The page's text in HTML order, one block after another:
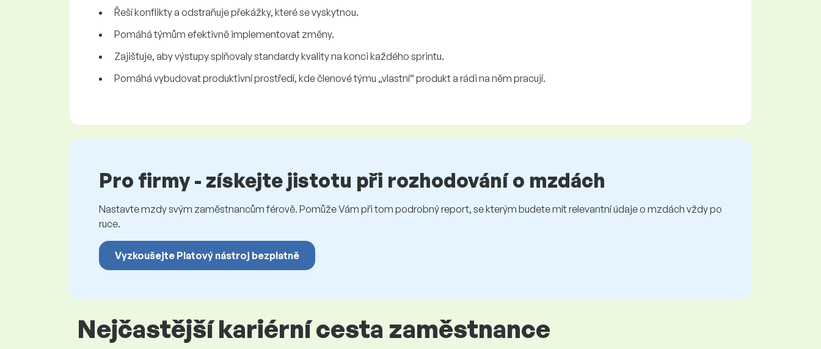
Řeší konflikty a odstraňuje překážky, které se vyskytnou.
Pomáhá týmům efektivně implementovat změny.
Zajišťuje, aby výstupy splňovaly standardy kvality na konci každého sprintu.
Pomáhá vybudovat produktivní prostředí, kde členové týmu „vlastní“ produkt a rádi na něm pracují.
Pro firmy - získejte jistotu při rozhodování o mzdách
Nastavte mzdy svým zaměstnancům férově. Pomůže Vám při tom podrobný report, se kterým budete mít relevantní údaje o mzdách vždy po
ruce.
Vyzkoušejte Platový nástroj bezplatně
Nejčastější kariérní cesta zaměstnance